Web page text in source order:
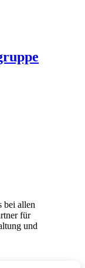
bei allen
für
und